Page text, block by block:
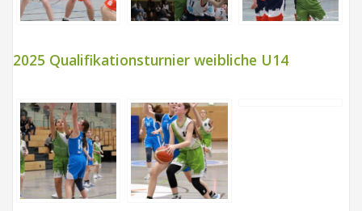
2025 Qualifikationsturnier weibliche U14